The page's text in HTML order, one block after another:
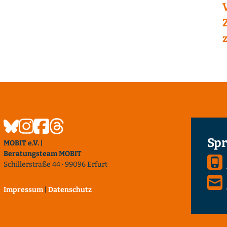
MOBIT e.V. |
Beratungsteam MOBIT
Schillerstraße 44 · 99096 Erfurt
Impressum Datenschutz